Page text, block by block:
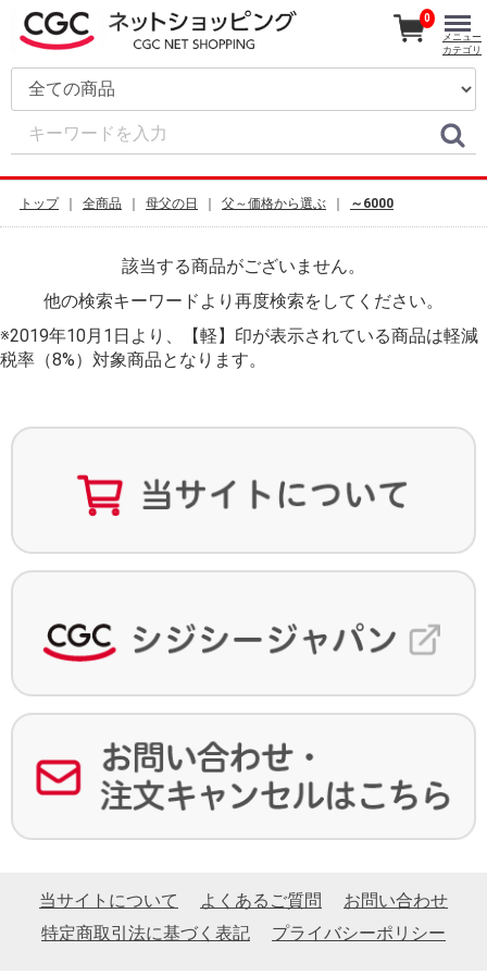
0
メニュー
カテゴリ
トップ 全商品 母父の日 父～価格から選ぶ ～6000
該当する商品がございません。
他の検索キーワードより再度検索をしてください。
※2019年10月1日より、【軽】印が表示されている商品は軽減
税率（8%）対象商品となります。
当サイトについて よくあるご質問
お問い合わせ
特定商取引法に基づく表記
プライバシーポリシー